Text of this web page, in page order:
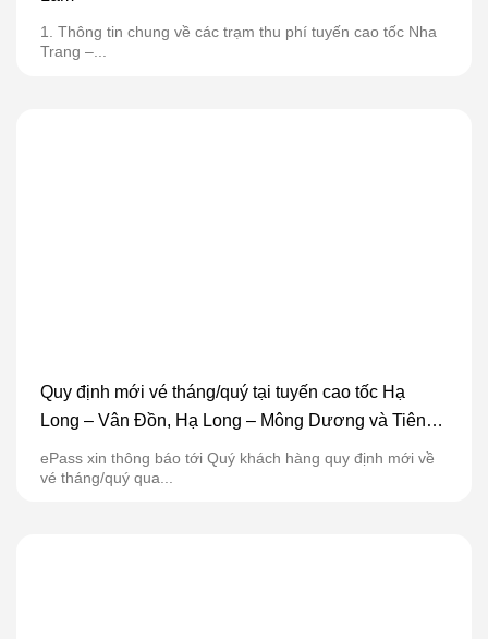
1. Thông tin chung về các trạm thu phí tuyến cao tốc Nha
Trang –...
Quy định mới vé tháng/quý tại tuyến cao tốc Hạ
Long – Vân Đồn, Hạ Long – Mông Dương và Tiên
Yên – Móng Cái
ePass xin thông báo tới Quý khách hàng quy định mới về
vé tháng/quý qua...